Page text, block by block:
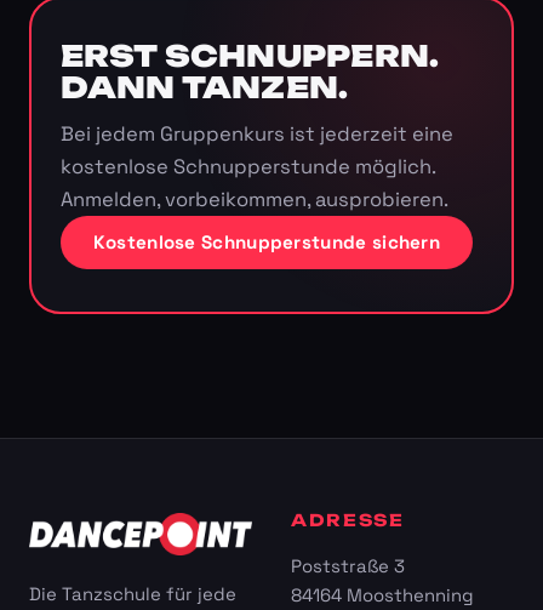
ERST SCHNUPPERN.
DANN TANZEN.
Bei jedem Gruppenkurs ist jederzeit eine
kostenlose Schnupperstunde möglich.
Anmelden, vorbeikommen, ausprobieren.
Kostenlose Schnupperstunde sichern
Die Tanzschule für jede
ADRESSE
Poststraße 3
84164 Moosthenning